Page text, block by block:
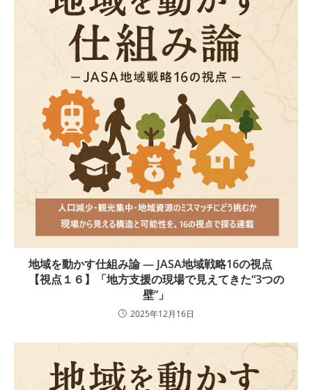
地域を動かす仕組み論 ― JASA地域戦略16の視点
【視点１６】「地方支援の現場で見えてきた“3つの
壁”」
2025年12月16日